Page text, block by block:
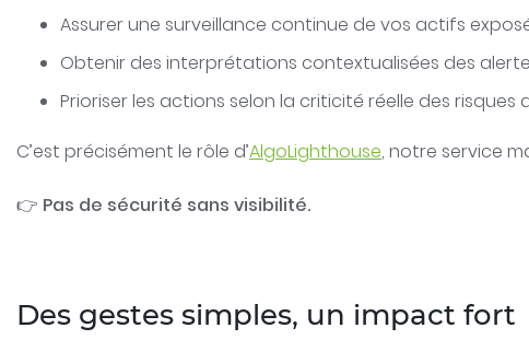
Assurer une surveillance continue de vos actifs
Obtenir des interprétations contextualisées des
Prioriser les actions selon la criticité réelle des risques
C’est précisément le rôle d’AlgoLighthouse, notre service
👉 Pas de sécurité sans visibilité.
Des gestes simples, un impact fort